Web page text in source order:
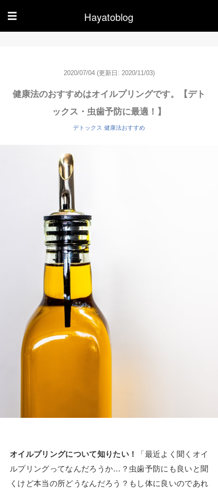
☰ Hayatoblog
2020/07/04 (更新日: 2020/11/03)
健康法のおすすめはオイルプリングです。【デト
ックス・虫歯予防に最適！】
デトックス 健康法おすすめ
オイルプリングについて知りたい！
「最近よく聞くオイ
ルプリングってなんだろうか…？虫歯予防にも良いと聞
くけど本当の所どうなんだろう？もし体に良いのであれ